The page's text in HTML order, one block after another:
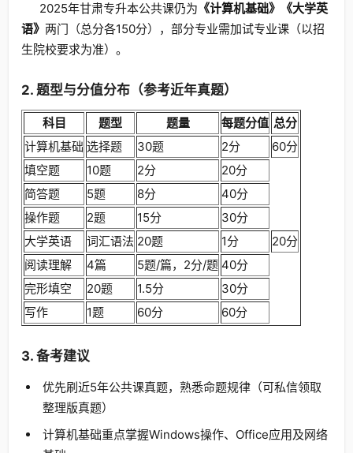
2025年甘肃专升本公共课仍为 《计算机基础》《大学英
语》 两门（总分各150分），部分专业需加试专业课（以招
生院校要求为准）。
2. 题型与分值分布（参考近年真题）
科目 题型 题量 每题分值 总分
计算机基础 选择题 30题 2分
60分
填空题
10题 2分
20分
简答题
5题 8分
40分
操作题
2题 15分
30分
大学英语
词汇语法 20题 1分
20分
阅读理解
4篇 5题/篇，2分/题 40分
完形填空
20题 1.5分
30分
写作
1题 60分 60分
3. 备考建议
优先刷近5年公共课真题，熟悉命题规律（可私信领取
整理版真题）
计算机基础重点掌握Windows操作、Office应用及网络